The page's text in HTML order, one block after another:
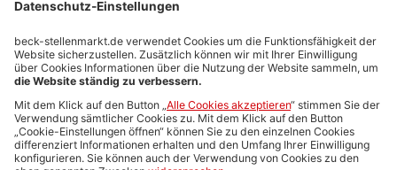
Stellenmarktpreise
Anzeigen-AGB
Media-Daten
Newsletteranmeldung
Produktübersicht
ALLGEMEIN